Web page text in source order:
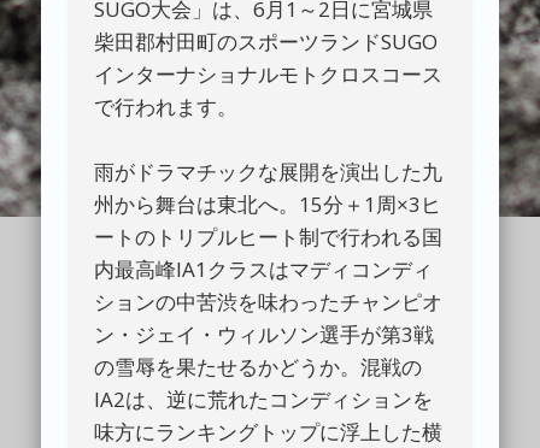
SUGO大会」は、6月1～2日に宮城県
柴田郡村田町のスポーツランドSUGO
インターナショナルモトクロスコース
で行われます。
雨がドラマチックな展開を演出した九
州から舞台は東北へ。15分＋1周×3ヒ
ートのトリプルヒート制で行われる国
内最高峰IA1クラスはマディコンディ
ションの中苦渋を味わったチャンピオ
ン・ジェイ・ウィルソン選手が第3戦
の雪辱を果たせるかどうか。混戦の
IA2は、逆に荒れたコンディションを
味方にランキングトップに浮上した横